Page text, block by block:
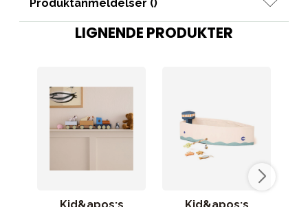
Produktanmeldelser ()
LIGNENDE PRODUKTER